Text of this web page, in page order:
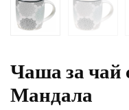
Чаша за чай
Мандала